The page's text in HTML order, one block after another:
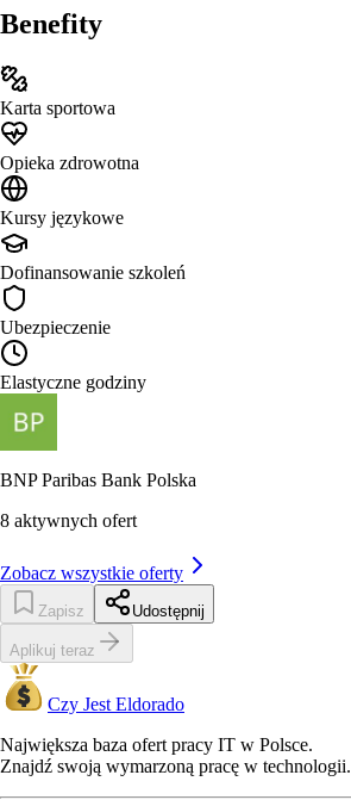
Benefity
Karta sportowa
Opieka zdrowotna
Kursy językowe
Dofinansowanie szkoleń
Ubezpieczenie
Elastyczne godziny
BNP Paribas Bank Polska
8 aktywnych ofert
Zobacz wszystkie oferty
Zapisz Udostępnij
Aplikuj teraz
Czy Jest Eldorado
Największa baza ofert pracy IT w Polsce.
Znajdź swoją wymarzoną pracę w technologii.